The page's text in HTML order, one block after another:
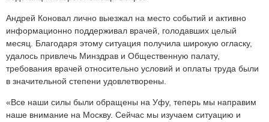
Андрей Коновал лично выезжал на место событий и активно
информационно поддерживал врачей, голодавших целый
месяц. Благодаря этому ситуация получила широкую огласку,
удалось привлечь Минздрав и Общественную палату,
требования врачей относительно условий и оплаты труда были
в значительной степени удовлетворены.
«Все наши силы были обращены на Уфу, теперь мы направим
наше внимание на Москву. Сейчас мы изучаем ситуацию и